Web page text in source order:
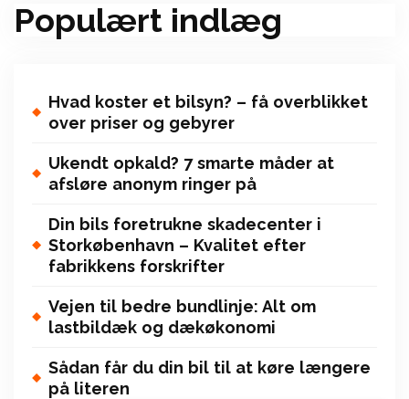
Populært indlæg
Hvad koster et bilsyn? – få overblikket
over priser og gebyrer
Ukendt opkald? 7 smarte måder at
afsløre anonym ringer på
Din bils foretrukne skadecenter i
Storkøbenhavn – Kvalitet efter
fabrikkens forskrifter
Vejen til bedre bundlinje: Alt om
lastbildæk og dækøkonomi
Sådan får du din bil til at køre længere
på literen